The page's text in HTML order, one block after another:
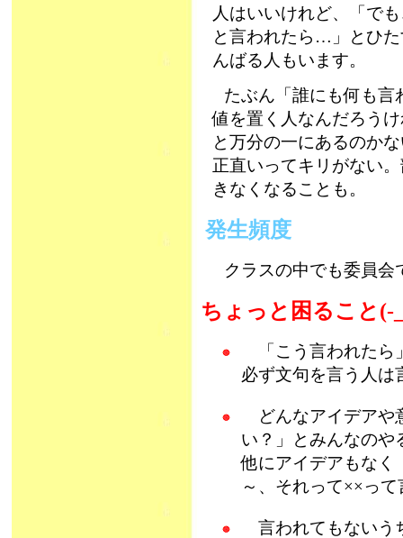
人はいいけれど、「で
と言われたら…」とひ
んばる人もいます。
たぶん「誰にも何も言
値を置く人なんだろう
と万分の一にあるのか
正直いってキリがない
きなくなることも。
発生頻度
クラスの中でも委員
ちょっと困ること
「こう言われたら
必ず文句を言う人は
どんなアイデアや
い？」とみんなのや
他にアイデアもなく
～、それって××っ
言われてもないう